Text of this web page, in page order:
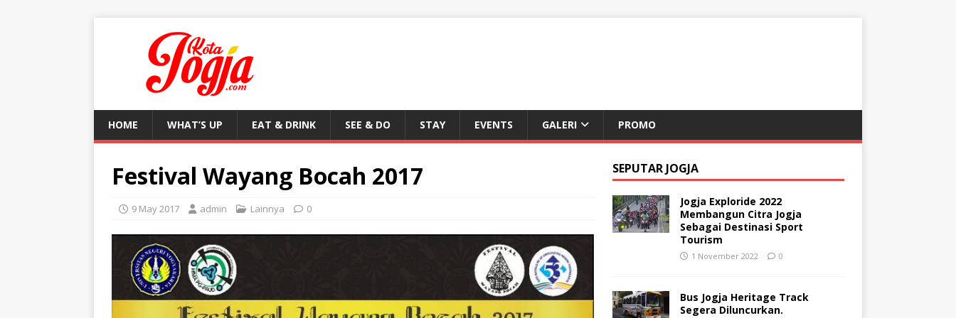
HOME WHAT’S UP EAT & DRINK SEE & DO STAY EVENTS GALERI PROMO
Festival Wayang Bocah 2017
9 May 2017 admin Lainnya 0
SEPUTAR JOGJA
Jogja Exploride 2022
Membangun Citra Jogja
Sebagai Destinasi Sport
Tourism
1 November 2022 0
Bus Jogja Heritage Track
Segera Diluncurkan.